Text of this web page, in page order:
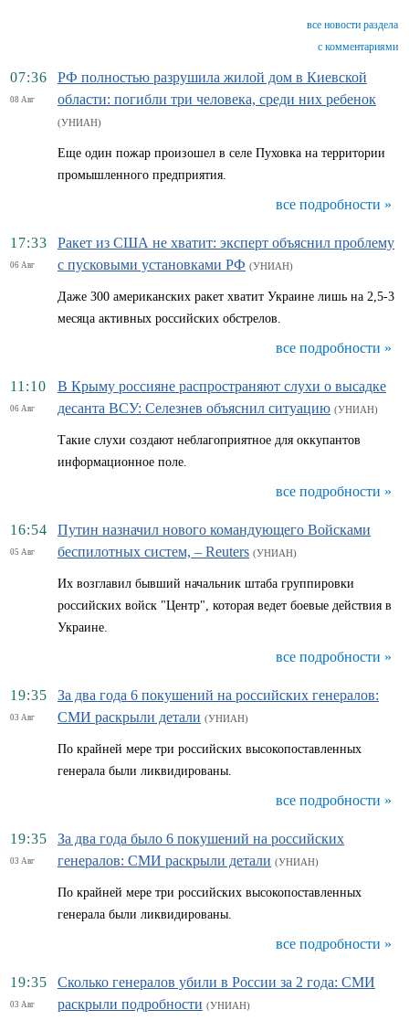
все новости раздела
с комментариями
07:36
08 Авг
РФ полностью разрушила жилой дом в Киевской
области: погибли три человека, среди них ребенок
(УНИАН)
Еще один пожар произошел в селе Пуховка на территории
промышленного предприятия.
все подробности »
17:33
06 Авг
Ракет из США не хватит: эксперт объяснил проблему
с пусковыми установками РФ (УНИАН)
Даже 300 американских ракет хватит Украине лишь на 2,5-3
месяца активных российских обстрелов.
все подробности »
11:10
06 Авг
В Крыму россияне распространяют слухи о высадке
десанта ВСУ: Селезнев объяснил ситуацию (УНИАН)
Такие слухи создают неблагоприятное для оккупантов
информационное поле.
все подробности »
16:54
05 Авг
Путин назначил нового командующего Войсками
беспилотных систем, – Reuters (УНИАН)
Их возглавил бывший начальник штаба группировки
российских войск "Центр", которая ведет боевые действия в
Украине.
все подробности »
19:35
03 Авг
За два года 6 покушений на российских генералов:
СМИ раскрыли детали (УНИАН)
По крайней мере три российских высокопоставленных
генерала были ликвидированы.
все подробности »
19:35
03 Авг
За два года было 6 покушений на российских
генералов: СМИ раскрыли детали (УНИАН)
По крайней мере три российских высокопоставленных
генерала были ликвидированы.
все подробности »
19:35
03 Авг
Сколько генералов убили в России за 2 года: СМИ
раскрыли подробности (УНИАН)